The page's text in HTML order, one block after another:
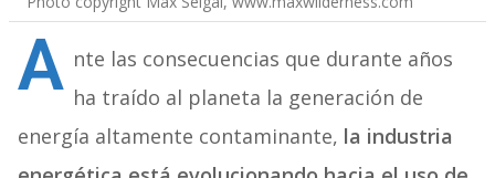
A nte las consecuencias que durante años
ha traído al planeta la generación de
energía altamente contaminante, la industria